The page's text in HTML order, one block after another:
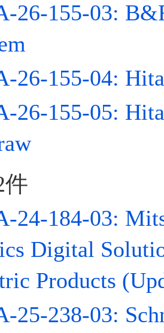
26-155-03:
26-155-04:
26-155-05:
件
24-184-03:
Digital
Products
25-238-03: